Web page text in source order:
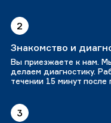
2
Знакомство и
Вы приезжаете к нам.
делаем диагностику.
течении 15 минут после
3